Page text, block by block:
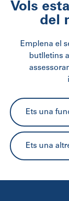
Vols
del
Emplena el
butlletins
Ets una
Ets una